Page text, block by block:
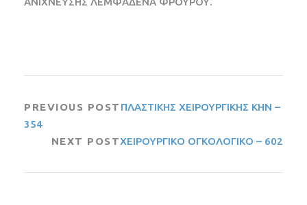
PREVIOUS POST ΠΛΑΣΤΙΚΗΣ ΧΕΙΡΟΥΡΓΙΚΗΣ ΚΗΝ –
354
NEXT POSTΧΕΙΡΟΥΡΓΙΚΟ ΟΓΚΟΛΟΓΙΚΟ – 602